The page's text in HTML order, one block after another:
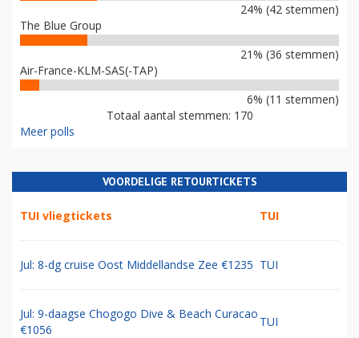
24% (42 stemmen)
The Blue Group
21% (36 stemmen)
Air-France-KLM-SAS(-TAP)
6% (11 stemmen)
Totaal aantal stemmen: 170
Meer polls
VOORDELIGE RETOURTICKETS
TUI vliegtickets TUI
Jul: 8-dg cruise Oost Middellandse Zee €1235 TUI
Jul: 9-daagse Chogogo Dive & Beach Curacao
€1056
TUI